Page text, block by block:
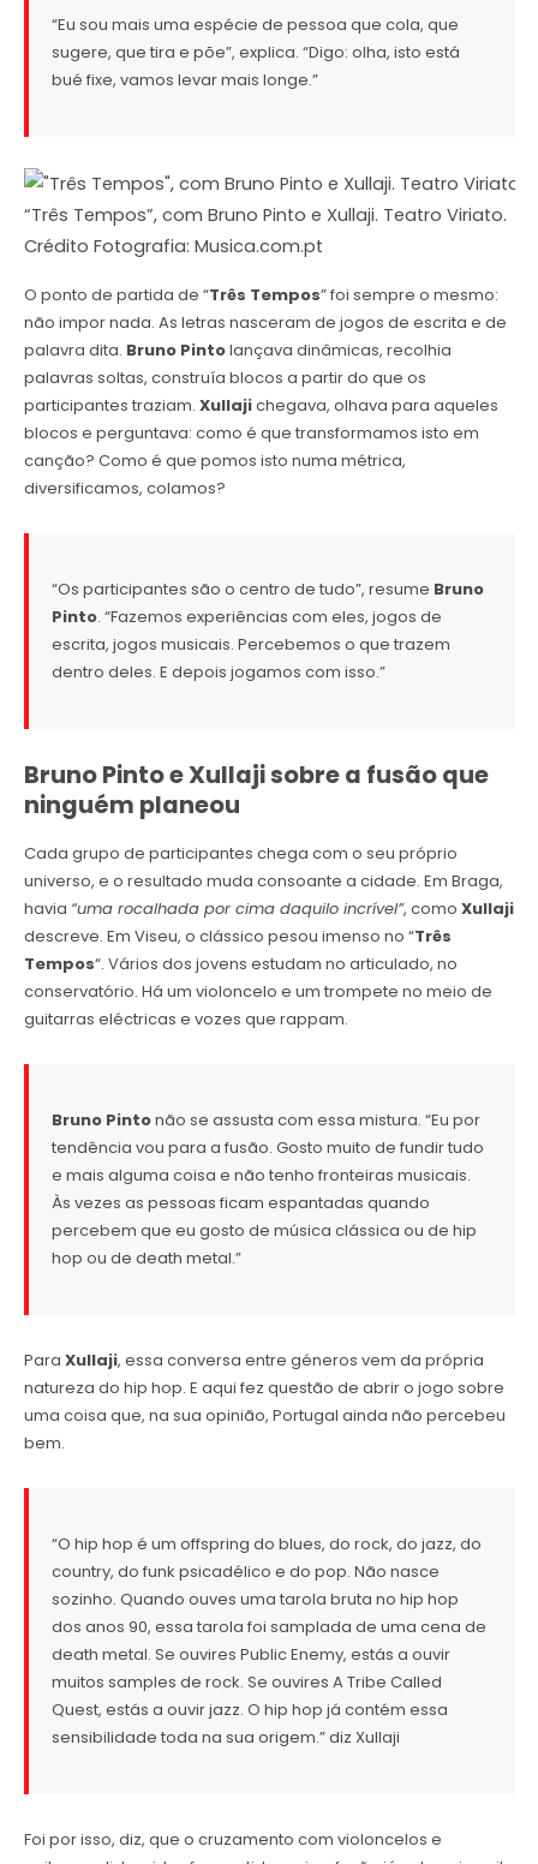
“Eu sou mais uma espécie de pessoa que cola, que
sugere, que tira e põe”, explica. “Digo: olha, isto está
bué fixe, vamos levar mais longe.”
“Três Tempos”, com Bruno Pinto e Xullaji. Teatro Viriato.
Crédito Fotografia: Musica.com.pt
O ponto de partida de “Três Tempos” foi sempre o mesmo:
não impor nada. As letras nasceram de jogos de escrita e de
palavra dita. Bruno Pintolançava dinâmicas, recolhia
palavras soltas, construía blocos a partir do que os
participantes traziam. Xullajichegava, olhava para aqueles
blocos e perguntava: como é que transformamos isto em
canção? Como é que pomos isto numa métrica,
diversificamos, colamos?
“Os participantes são o centro de tudo”, resume Bruno
Pinto. “Fazemos experiências com eles, jogos de
escrita, jogos musicais. Percebemos o que trazem
dentro deles. E depois jogamos com isso.”
Bruno Pinto e Xullaji sobre a fusão que
ninguém planeou
Cada grupo de participantes chega com o seu próprio
universo, e o resultado muda consoante a cidade. Em Braga,
havia “uma rocalhada por cima daquilo incrível”, como Xullaji
descreve. Em Viseu, o clássico pesou imenso no “Três
Tempos“. Vários dos jovens estudam no articulado, no
conservatório. Há um violoncelo e um trompete no meio de
guitarras eléctricas e vozes que rappam.
Bruno Pintonão se assusta com essa mistura. “Eu por
tendência vou para a fusão. Gosto muito de fundir tudo
e mais alguma coisa e não tenho fronteiras musicais.
Às vezes as pessoas ficam espantadas quando
percebem que eu gosto de música clássica ou de hip
hop ou de death metal.”
Para Xullaji, essa conversa entre géneros vem da própria
natureza do hip hop. E aqui fez questão de abrir o jogo sobre
uma coisa que, na sua opinião, Portugal ainda não percebeu
bem.
“O hip hop é um offspring do blues, do rock, do jazz, do
country, do funk psicadélico e do pop. Não nasce
sozinho. Quando ouves uma tarola bruta no hip hop
dos anos 90, essa tarola foi samplada de uma cena de
death metal. Se ouvires Public Enemy, estás a ouvir
muitos samples de rock. Se ouvires A Tribe Called
Quest, estás a ouvir jazz. O hip hop já contém essa
sensibilidade toda na sua origem.” diz Xullaji
Foi por isso, diz, que o cruzamento com violoncelos e